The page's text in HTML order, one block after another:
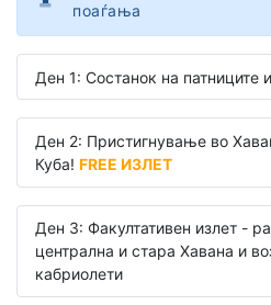
поаѓања
Ден 1: Состанок на патниците
Ден 2: Пристигнување во
Куба! FREE ИЗЛЕТ
Ден 3: Факултативен излет -
централна и стара Хавана и
кабриолети